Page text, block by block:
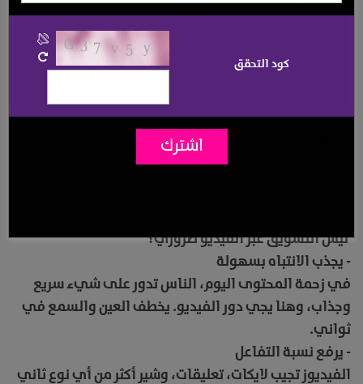
كود التحقق
اشترك
ليش التسويق عبر الفيديو ضروري؟
- يجذب الانتباه بسهولة
في زحمة المحتوى اليوم، الناس تدور على شيء سريع
وجذاب، وهنا يجي دور الفيديو. يخطف العين والسمع في
ثواني.
- يرفع نسبة التفاعل
الفيديوز تجيب لايكات، تعليقات، وشير أكثر من أي نوع ثاني